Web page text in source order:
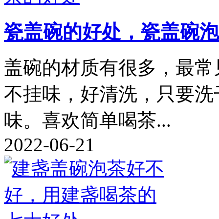
瓷盖碗的好处，瓷盖碗
盖碗的材质有很多，最
不挂味，好清洗，只要
味。喜欢简单喝茶...
2022-06-21